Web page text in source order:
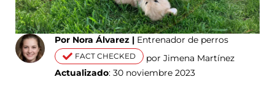
Por Nora Álvarez | Entrenador de perros
FACT CHECKED
por Jimena Martínez
Actualizado: 30 noviembre 2023